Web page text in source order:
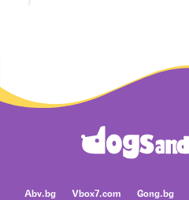
Abv.bg Vbox7.com Gong.bg